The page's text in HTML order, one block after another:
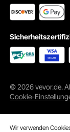
© 2026 vevor.de.
Cookie-
Wir verwenden